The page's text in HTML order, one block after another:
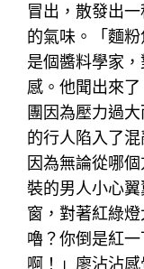
冒出，散發出
的氣味。「麵
是個醬料學家
感。他聞出來
團因為壓力過
的行人陷入了
因為無論從哪
裝的男人小心
窗，對著紅綠
嚕？你倒是紅
啊！」廖沾沾